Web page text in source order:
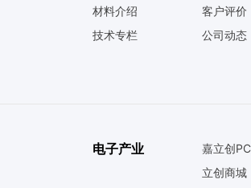
材料介绍
技术专栏
客户评价
公司动态
电子产业
嘉立创
立创商城